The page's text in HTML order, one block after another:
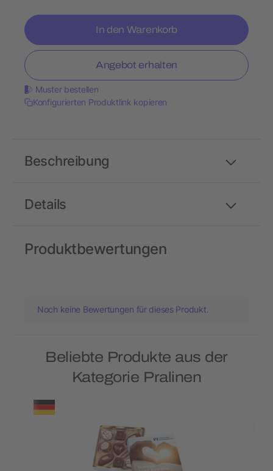
In den Warenkorb
Angebot erhalten
Muster bestellen
Konfigurierten Produktlink kopieren
Details
Beschreibung
Produktbewertungen
Noch keine Bewertungen für dieses Produkt.
Beliebte Produkte aus der
Kategorie Pralinen